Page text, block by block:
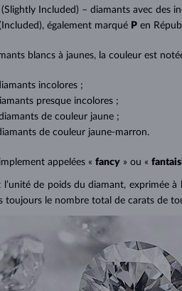
(Slightly Included) – diamants avec des
également marqué P en
blancs à jaunes, la couleur est
incolores ;
presque incolores ;
de couleur jaune ;
de couleur jaune-marron.
appelées « fancy » ou «
l’unité de poids du diamant, exprimée
toujours le nombre total de carats de